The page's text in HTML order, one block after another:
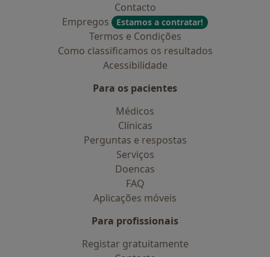
Contacto
Empregos
Estamos a contratar!
Termos e Condições
Como classificamos os resultados
Acessibilidade
Para os pacientes
Médicos
Clínicas
Perguntas e respostas
Serviços
Doencas
FAQ
Aplicações móveis
Para profissionais
Registar gratuitamente